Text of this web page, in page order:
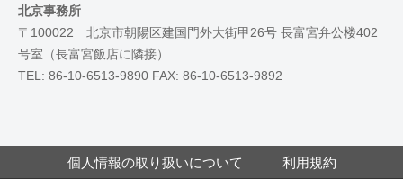
北京事務所
〒100022 北京市朝陽区建国門外大街甲26号 長富宮弁公楼402
号室（長富宮飯店に隣接）
TEL: 86-10-6513-9890 FAX: 86-10-6513-9892
個人情報の取り扱いについて 利用規約